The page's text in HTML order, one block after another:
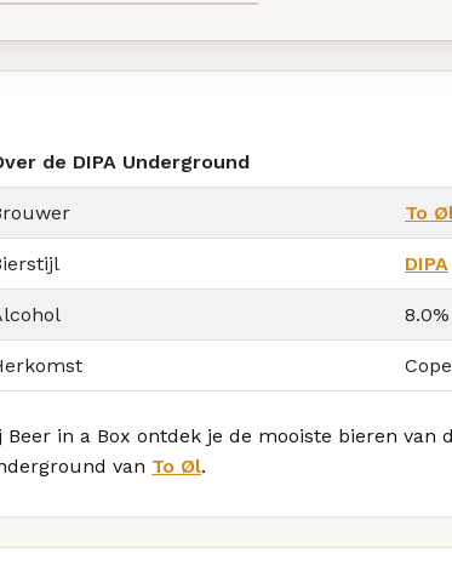
de DIPA Underground
To
DIPA
8.0%
Beer in a Box ontdek je de mooiste bieren van
van To Øl.